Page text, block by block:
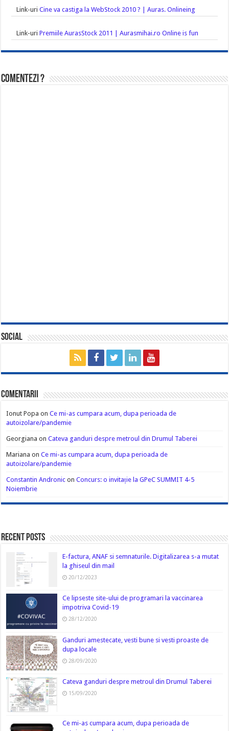
Link-uriCine va castiga la WebStock 2010 ? | Auras. Onlineing
Link-uriPremiile AurasStock 2011 | Aurasmihai.ro Online is fun
Comentezi ?
Social
Comentarii
Ionut Popa onCe mi-as cumpara acum, dupa perioada de
autoizolare/pandemie
Georgiana onCateva ganduri despre metroul din Drumul Taberei
Mariana onCe mi-as cumpara acum, dupa perioada de
autoizolare/pandemie
Constantin Andronic onConcurs: o invitație la GPeC SUMMIT 4-5
Noiembrie
Recent Posts
E-factura, ANAF si semnaturile. Digitalizarea s-a mutat
la ghiseul din mail
20/12/2023
Ce lipseste site-ului de programari la vaccinarea
impotriva Covid-19
28/12/2020
Ganduri amestecate, vesti bune si vesti proaste de
dupa locale
28/09/2020
Cateva ganduri despre metroul din Drumul Taberei
15/09/2020
Ce mi-as cumpara acum, dupa perioada de